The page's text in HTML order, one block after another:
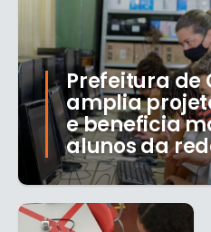
Prefeitura de
amplia
e beneficia
alunos da